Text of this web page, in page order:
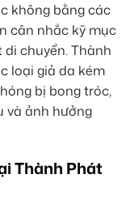
không bằng các
cân nhắc kỹ mục
chuyển. Thành
loại giả da kém
bị bong tróc,
và ảnh hưởng
Thành Phát